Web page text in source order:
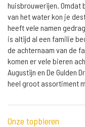
huisbrouwerijen.
van het water kon je
heeft vele namen
is altijd al een familie
de achternaam van de
komen er vele bieren
Augustijn en De Gulden
heel groot assortiment
Onze topbieren